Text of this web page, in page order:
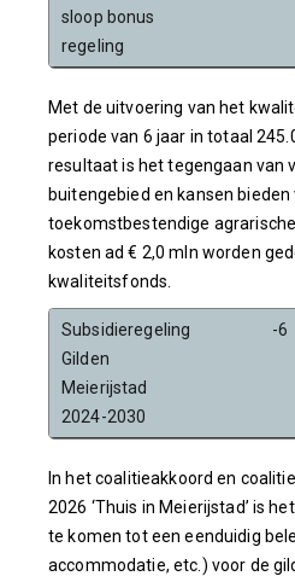
sloop bonus
regeling
Met de uitvoering van het
periode van 6 jaar in totaal
resultaat is het tegengaan van
buitengebied en kansen bieden
toekomstbestendige
kosten ad € 2,0 mln worden
kwaliteitsfonds.
Subsidieregeling
Gilden
Meierijstad
2024-2030
-6
In het coalitieakkoord en
2026 ‘Thuis in Meierijstad’ is
te komen tot een eenduidig
accommodatie, etc.) voor de